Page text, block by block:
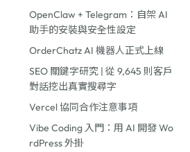
OpenClaw + Telegram：自架 AI
助手的安裝與安全性設定
OrderChatz AI 機器人正式上線
SEO 關鍵字研究 | 從 9,645 則客戶
對話挖出真實搜尋字
Vercel 協同合作注意事項
Vibe Coding 入門：用 AI 開發 Wo
rdPress 外掛